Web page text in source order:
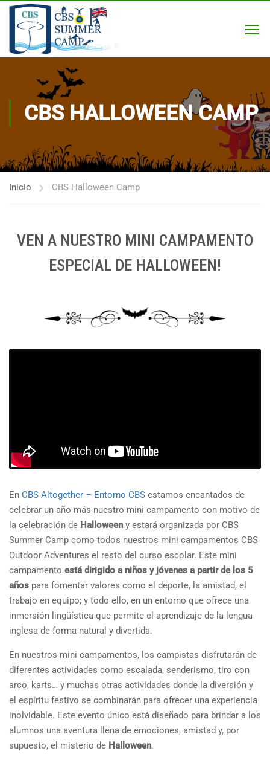
CBS HALLOWEEN CAMP
Inicio CBS Halloween Camp
VEN A NUESTRO MINI CAMPAMENTO
ESPECIAL DE HALLOWEEN!
En CBS Altogether – Entorno CBS estamos encantados de
celebrar un año más nuestro mini campamento con motivo de
la celebración de Halloween y estará organizada por CBS
Summer Camp como todos nuestros mini campamentos CBS
Outdoor Adventures el resto del curso escolar. Este mini
campamento está dirigido a niños y jóvenes a partir de los 5
años para fomentar valores como el deporte, la amistad, el
trabajo en equipo; y todo ello, en un entorno que ofrece una
inmersión lingüística que permite el aprendizaje de la lengua
inglesa de forma natural y divertida.
En nuestros mini campamentos, los campistas disfrutarán de
diferentes actividades como escalada, senderismo, tiro con
arco, karts… y muchas otras actividades donde la diversión y
el espíritu festivo se combinarán para ofrecer una experiencia
inolvidable. Este evento único está diseñado para brindar a los
alumnos una aventura llena de emociones, amistad y, por
supuesto, el misterio de Halloween.